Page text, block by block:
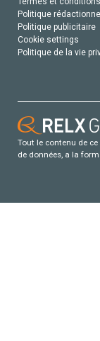
Politique
Politique publicitaire
Cookie settings
Politique de la vie
Tout le contenu de
de données, a la